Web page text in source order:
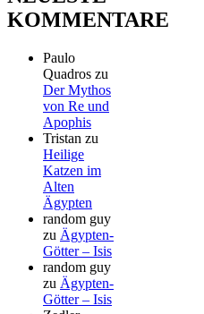
KOMMENTARE
Paulo
Quadros zu
Der Mythos
von Re und
Apophis
Tristan zu
Heilige
Katzen im
Alten
Ägypten
random guy
zu Ägypten-
Götter – Isis
random guy
zu Ägypten-
Götter – Isis